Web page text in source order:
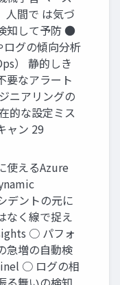
人間で は気づ
知して予防 ●
グの傾向分析
） 静的しき
要なアラート
ニアリングの
的な設定ミス
ャン 29
使えるAzure
デントの元に
なく線で捉え
○ パフォ
急増の自動検
○ ログの相